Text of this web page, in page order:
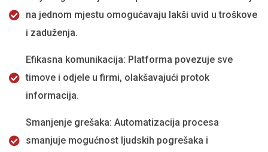
na jednom mjestu omogućavaju lakši uvid u troškove
i zaduženja.
Efikasna komunikacija: Platforma povezuje sve
timove i odjele u firmi, olakšavajući protok
informacija.
Smanjenje grešaka: Automatizacija procesa
smanjuje mogućnost ljudskih pogrešaka i